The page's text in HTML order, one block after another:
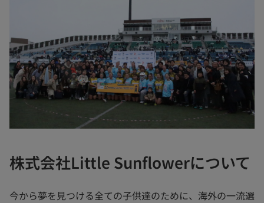
株式会社Little Sunflowerについて
今から夢を見つける全ての子供達のために、海外の一流選